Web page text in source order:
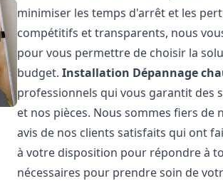
minimiser les temps d'arrêt et les
compétitifs et transparents, nous
pour vous permettre de choisir la
budget.Installation Dépannage
professionnels qui vous garantit des
et nos pièces. Nous sommes fiers
avis de nos clients satisfaits qui ont
à votre disposition pour répondre à
nécessaires pour prendre soin de